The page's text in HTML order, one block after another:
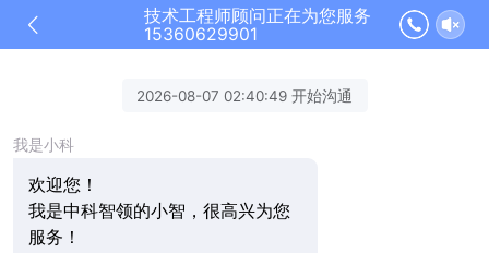
技术工程师顾问正在为您服务
15360629901
2026-08-07 02:40:49 开始沟通
我是小科
欢迎您！
我是中科智领的小智，很高兴为您
服务！